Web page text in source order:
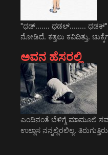
"ಧಡ್....... ಧಡಲ್........ ಧಡಕ್"
ನೋಡಿದೆ. ಕತ್ತಲು ಕವಿದಿತ್ತು.
ಅವನ ಹೆಸರಲ್ಲಿ
ಎಂದಿನಂತೆ ಬೆಳಿಗ್ಗೆ ಮಾಮೂಲಿ
ಉಲ್ಲಾಸ ನನ್ನಲ್ಲಿರಲಿಲ್ಲ.